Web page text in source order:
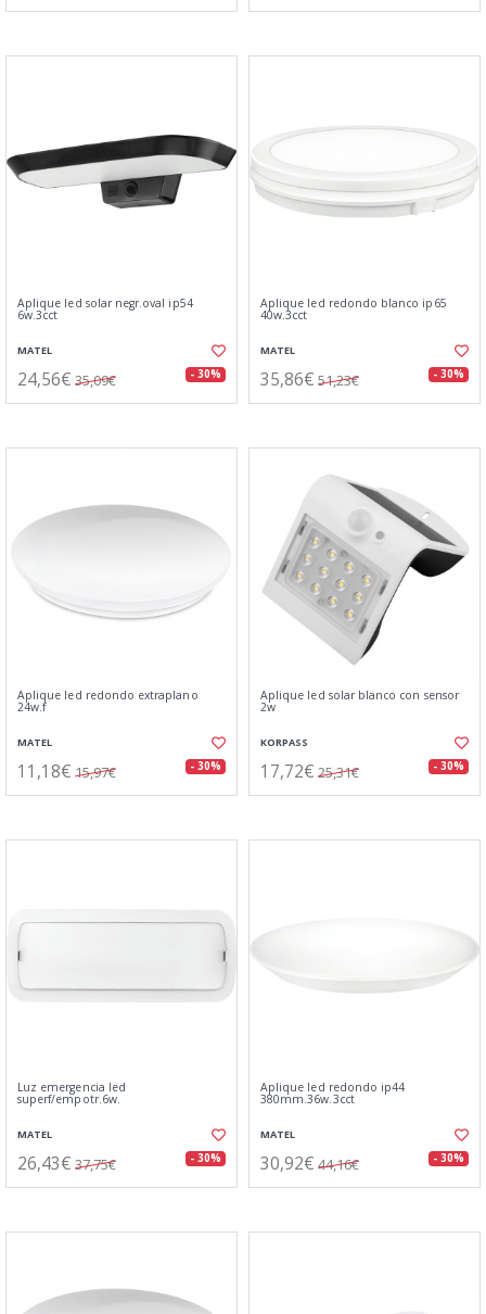
Aplique led solar negr.oval ip54
6w.3cct
MATEL
24,56€ 35,09€ - 30%
Aplique led redondo blanco ip65
40w.3cct
MATEL
35,86€ 51,23€ - 30%
Aplique led redondo extraplano
24w.f
MATEL
11,18€ 15,97€ - 30%
Aplique led solar blanco con sensor
2w
KORPASS
17,72€ 25,31€ - 30%
Luz emergencia led
superf/empotr.6w.
MATEL
26,43€ 37,75€ - 30%
Aplique led redondo ip44
380mm.36w.3cct
MATEL
30,92€ 44,16€ - 30%